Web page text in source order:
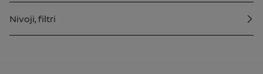
Nivoji, filtri